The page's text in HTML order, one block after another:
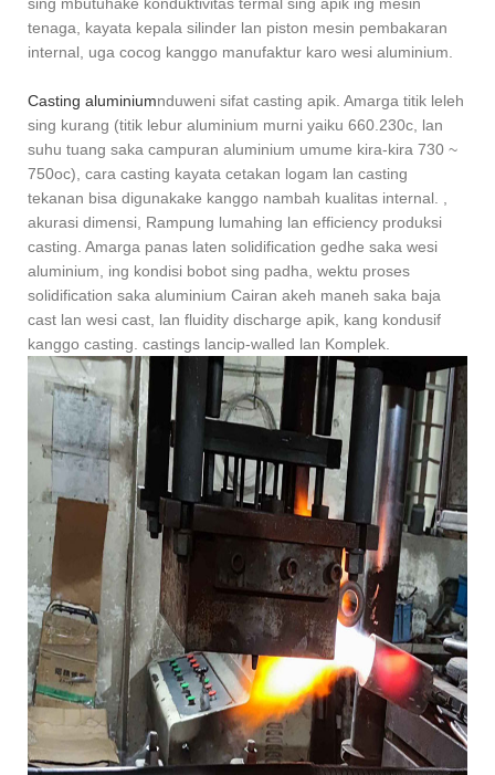
tenaga, kayata kepala silinder lan piston mesin pembakaran
internal, uga cocog kanggo manufaktur karo wesi aluminium.
Casting aluminiumnduweni sifat casting apik. Amarga titik leleh
sing kurang (titik lebur aluminium murni yaiku 660.230c, lan
suhu tuang saka campuran aluminium umume kira-kira 730 ~
750oc), cara casting kayata cetakan logam lan casting
tekanan bisa digunakake kanggo nambah kualitas internal. ,
akurasi dimensi, Rampung lumahing lan efficiency produksi
casting. Amarga panas laten solidification gedhe saka wesi
aluminium, ing kondisi bobot sing padha, wektu proses
solidification saka aluminium Cairan akeh maneh saka baja
cast lan wesi cast, lan fluidity discharge apik, kang kondusif
kanggo casting. castings lancip-walled lan Komplek.